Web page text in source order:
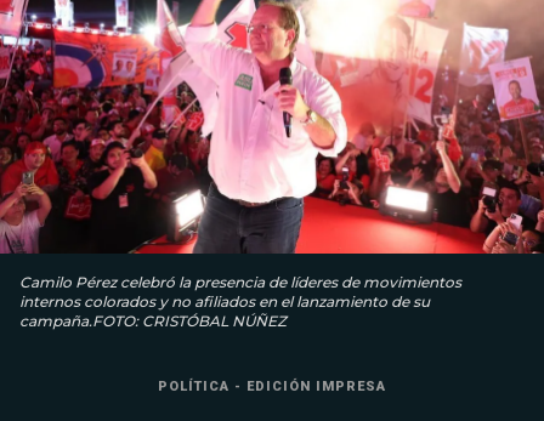
Camilo Pérez celebró la presencia de líderes de movimientos
internos colorados y no afiliados en el lanzamiento de su
campaña.FOTO: CRISTÓBAL NÚÑEZ
POLÍTICA - EDICIÓN IMPRESA